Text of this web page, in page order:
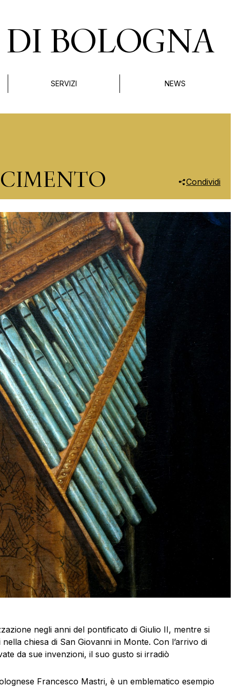
BOLOGNA
SERVIZI NEWS
Condividi
negli anni del pontificato di Giulio II, mentre si
chiesa di San Giovanni in Monte. Con l’arrivo di
da sue invenzioni, il suo gusto si irradiò
Francesco Mastri, è un emblematico esempio